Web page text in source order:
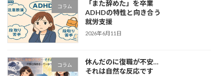
コラム
「また辞めた」を卒業
ADHDの特性と向き合う
就労支援
2026年6月11日
コラム
休んだのに復職が不安…
それは自然な反応です